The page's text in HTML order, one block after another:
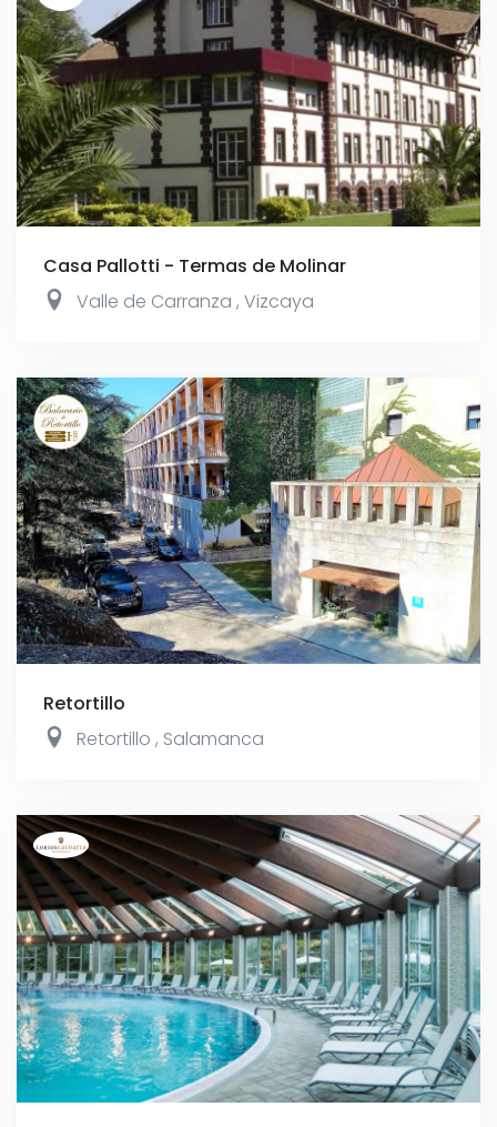
Casa Pallotti - Termas de Molinar
Valle de Carranza , Vizcaya
Retortillo
Retortillo , Salamanca